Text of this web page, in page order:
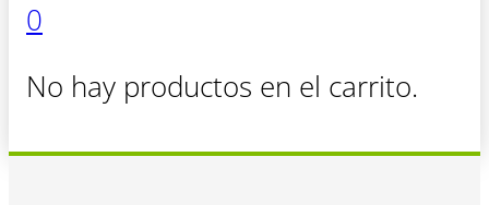
0
No hay productos en el carrito.